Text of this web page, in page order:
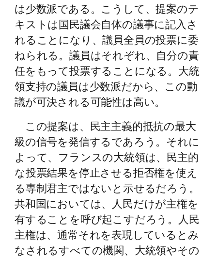
は少数派である。こうして、提案のテ
キストは国民議会自体の議事に記入さ
れることになり、議員全員の投票に委
ねられる。議員はそれぞれ、自分の責
任をもって投票することになる。大統
領支持の議員は少数派だから、この動
議が可決される可能性は高い。
この提案は、民主主義的抵抗の最大
級の信号を発信するであろう。それに
よって、フランスの大統領は、民主的
な投票結果を停止させる拒否権を使え
る専制君主ではないと示せるだろう。
共和国においては、人民だけが主権を
有することを呼び起こすだろう。人民
主権は、通常それを表現しているとみ
なされるすべての機関、大統領やその